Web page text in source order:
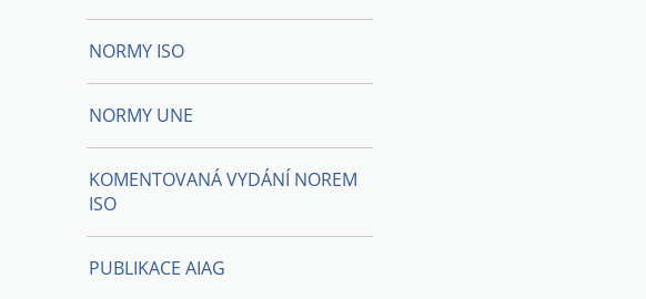
NORMY ISO
NORMY UNE
KOMENTOVANÁ VYDÁNÍ NOREM
ISO
PUBLIKACE AIAG